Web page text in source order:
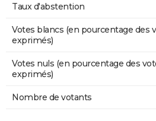
Taux d'abstention
Votes blancs (en pourcentage des
exprimés)
Votes nuls (en pourcentage des
exprimés)
Nombre de votants